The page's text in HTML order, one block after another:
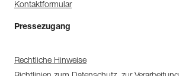
Kontaktformular
Pressezugang
Rechtliche Hinweise